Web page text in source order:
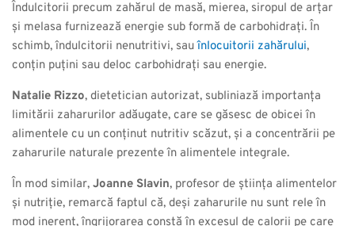
Îndulcitorii precum zahărul de masă, mierea, siropul de arțar
și melasa furnizează energie sub formă de carbohidrați. În
schimb, îndulcitorii nenutritivi, sauînlocuitorii zahărului,
conțin puțini sau deloc carbohidrați sau energie.
Natalie Rizzo, dietetician autorizat, subliniază importanța
limitării zaharurilor adăugate, care se găsesc de obicei în
alimentele cu un conținut nutritiv scăzut, și a concentrării pe
zaharurile naturale prezente în alimentele integrale.
În mod similar, Joanne Slavin, profesor de știința alimentelor
și nutriție, remarcă faptul că, deși zaharurile nu sunt rele în
mod inerent, îngrijorarea constă în excesul de calorii pe care